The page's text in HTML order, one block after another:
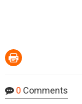
0 Comments